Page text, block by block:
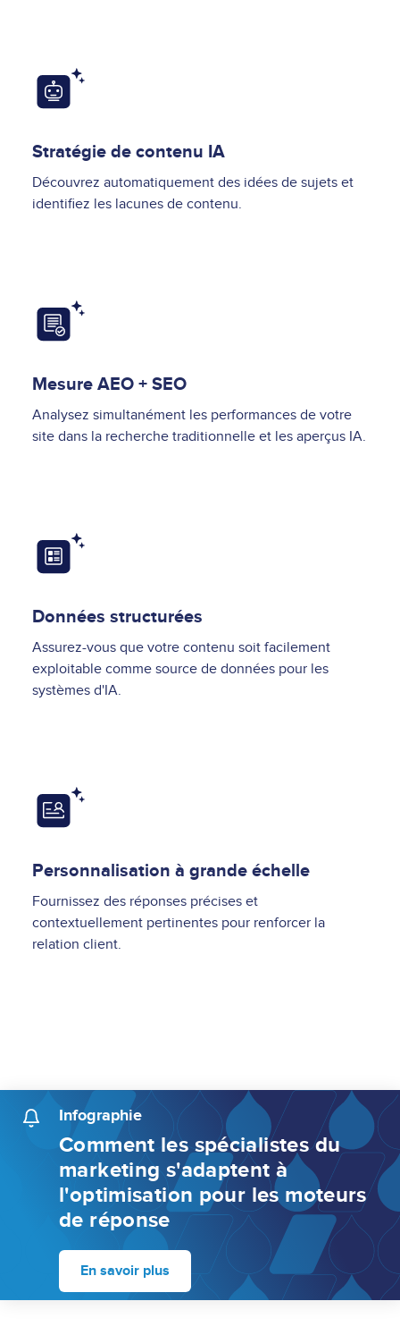
Image
Stratégie de contenu IA
Découvrez automatiquement des idées de sujets et
identifiez les lacunes de contenu.
Image
Mesure AEO + SEO
Analysez simultanément les performances de votre
site dans la recherche traditionnelle et les aperçus IA.
Image
Données structurées
Assurez-vous que votre contenu soit facilement
exploitable comme source de données pour les
systèmes d'IA.
Image
Personnalisation à grande échelle
Fournissez des réponses précises et
contextuellement pertinentes pour renforcer la
relation client.
Infographie
Comment les spécialistes du
marketing s'adaptent à
l'optimisation pour les moteurs
de réponse
En savoir plus